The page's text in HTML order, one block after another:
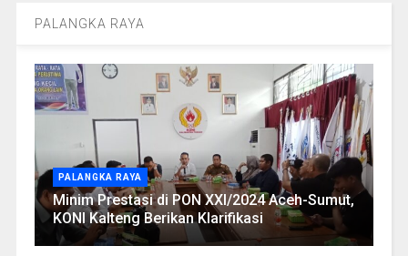
PALANGKA RAYA
PALANGKA RAYA
Minim Prestasi di PON XXI/2024 Aceh-Sumut,
KONI Kalteng Berikan Klarifikasi